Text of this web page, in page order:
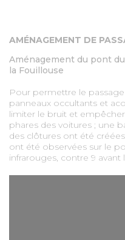
AMÉNAGEMENT DE
Aménagement du pont
la Fouillouse
Pour permettre le
panneaux occultants et
limiter le bruit et
phares des voitures ; une
des clôtures ont été
ont été observées sur le
infrarouges, contre 9 avant